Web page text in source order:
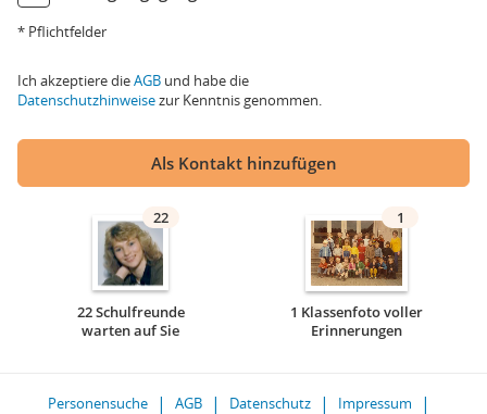
* Pflichtfelder
Ich akzeptiere dieAGB und habe die
Datenschutzhinweisezur Kenntnis genommen.
Als Kontakt hinzufügen
22
22 Schulfreunde
warten auf Sie
1
1 Klassenfoto voller
Erinnerungen
Personensuche AGB Datenschutz Impressum